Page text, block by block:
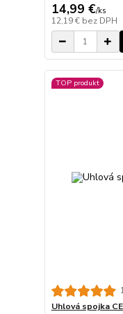
14,99 €/ks
12,19 € bez DPH
TOP produkt
Uhlová spojka